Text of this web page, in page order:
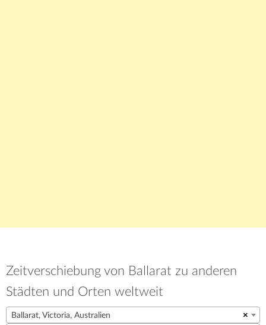
Zeitverschiebung von Ballarat zu anderen
Städten und Orten weltweit
×
Ballarat, Victoria, Australien